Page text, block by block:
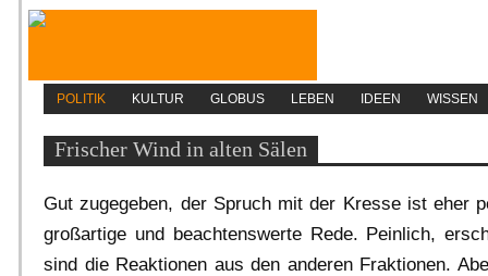
POLITIK KULTUR GLOBUS LEBEN IDEEN WISSEN
Frischer Wind in alten Sälen
Gut zugegeben, der Spruch mit der Kresse ist eher
großartige und beachtenswerte Rede. Peinlich,
sind die Reaktionen aus den anderen Fraktionen.